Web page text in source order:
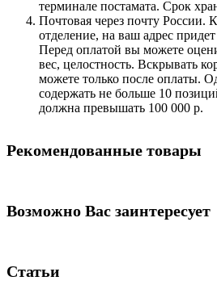
терминале постамата. Срок
Почтовая через почту России.
отделение, на ваш адрес
Перед оплатой вы можете
вес, целостность. Вскрывать
можете только после оплаты.
содержать не больше 10
должна превышать 100 000 р.
Рекомендованные товары
Возможно Вас заинтересует
Статьи